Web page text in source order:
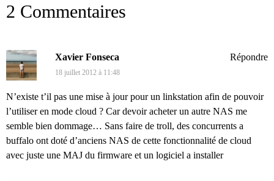
2 Commentaires
Xavier Fonseca
18 juillet 2012 à 11:48
N’existe t’il pas une mise à jour pour un linkstation afin de pouvoir
l’utiliser en mode cloud ? Car devoir acheter un autre NAS me
semble bien dommage… Sans faire de troll, des concurrents a
buffalo ont doté d’anciens NAS de cette fonctionnalité de cloud
avec juste une MAJ du firmware et un logiciel a installer
Répondre